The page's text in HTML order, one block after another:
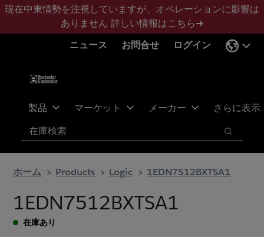
メ
ン
フ
タ
現在中東情勢を注視していますが、オペレーションに影響は
ありません 詳しい情報はこちら➜
ニュース
お問合せ ログイン
製品 マーケット メーカー さらに表示
検索
検索
ホーム Products Logic 1EDN7512BXTSA1
1EDN7512BXTSA1
在庫あり